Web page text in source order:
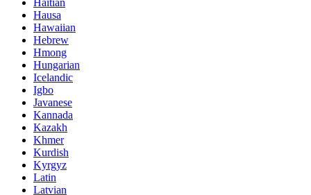
Hausa
Hawaiian
Hebrew
Hmong
Hungarian
Icelandic
Igbo
Javanese
Kannada
Kazakh
Khmer
Kurdish
Kyrgyz
Latin
Latvian